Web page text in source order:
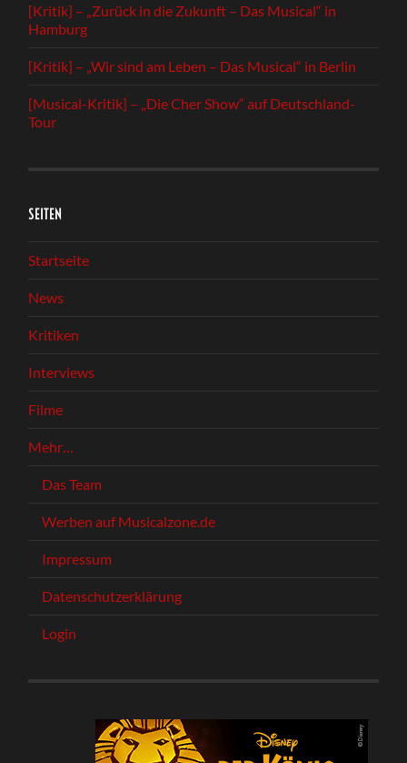
[Kritik] – „Zurück in die Zukunft – Das Musical“ in
Hamburg
[Kritik] – „Wir sind am Leben – Das Musical“ in Berlin
[Musical-Kritik] – „Die Cher Show“ auf Deutschland-
Tour
SEITEN
Startseite
News
Kritiken
Interviews
Filme
Mehr…
Das Team
Werben auf Musicalzone.de
Impressum
Datenschutzerklärung
Login